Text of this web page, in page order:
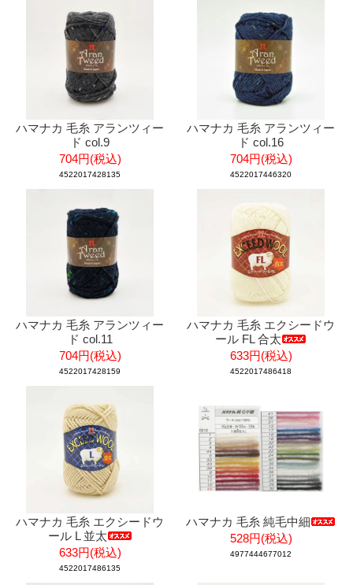
ハマナカ 毛糸 アランツィー
ド col.9
704円(税込)
4522017428135
ハマナカ 毛糸 アランツィー
ド col.16
704円(税込)
4522017446320
ハマナカ 毛糸 アランツィー
ド col.11
704円(税込)
4522017428159
ハマナカ 毛糸 エクシードウ
ール FL 合太
633円(税込)
4522017486418
ハマナカ 毛糸 エクシードウ
ール L 並太
633円(税込)
4522017486135
ハマナカ 毛糸 純毛中細
528円(税込)
4977444677012